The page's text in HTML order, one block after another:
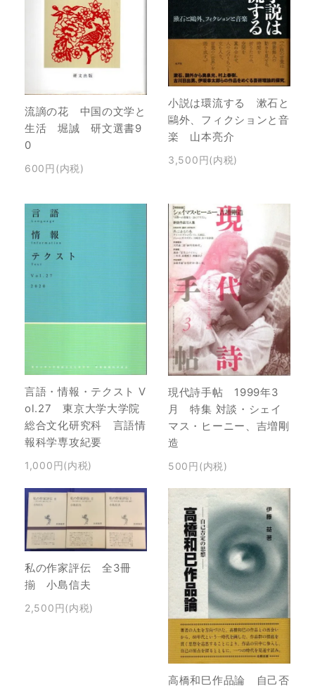
流謫の花 中国の文学と
生活 堀誠 研文選書9
0
600円(内税)
小説は環流する 漱石と
鷗外、フィクションと音
楽 山本亮介
3,500円(内税)
言語・情報・テクスト V
ol.27 東京大学大学院
総合文化研究科 言語情
報科学専攻紀要
1,000円(内税)
現代詩手帖 1999年3
月 特集 対談・シェイ
マス・ヒーニー、吉増剛
造
500円(内税)
私の作家評伝 全3冊
揃 小島信夫
2,500円(内税)
高橋和巳作品論 自己否